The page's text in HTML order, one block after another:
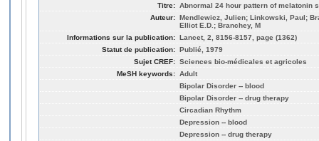
Titre: Abnormal 24 hour pattern of melatonin
Auteur: Mendlewicz, Julien; Linkowski, Paul;
Elliot E.D.; Branchey, M
Informations sur la publication: Lancet, 2, 8156-8157, page (1362)
Statut de publication: Publié, 1979
Sujet CREF: Sciences bio-médicales et agricoles
MeSH keywords: Adult
Bipolar Disorder -- blood
Bipolar Disorder -- drug therapy
Circadian Rhythm
Depression -- blood
Depression -- drug therapy